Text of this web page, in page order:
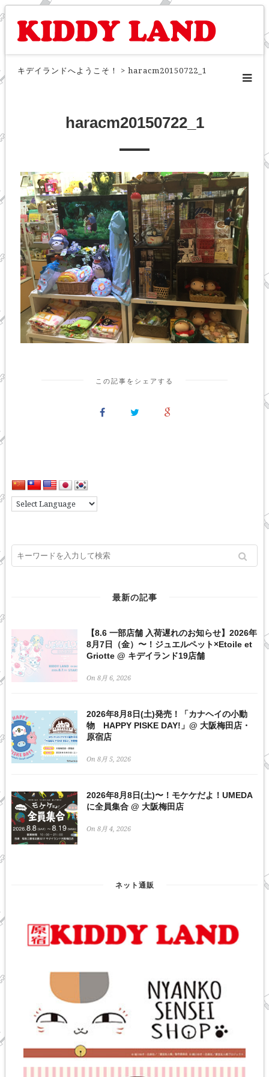
キデイランドへようこそ！ > haracm20150722_1
haracm20150722_1
この記事をシェアする
最新の記事
【8.6 一部店舗 入荷遅れのお知らせ】2026年
8月7日（金）〜！ジュエルペット×Etoile et
Griotte @ キデイランド19店舗
On 8月 6, 2026
2026年8月8日(土)発売！「カナヘイの小動
物 HAPPY PISKE DAY!」@ 大阪梅田店・
原宿店
On 8月 5, 2026
2026年8月8日(土)〜！モケケだよ！UMEDA
に全員集合 @ 大阪梅田店
On 8月 4, 2026
ネット通販